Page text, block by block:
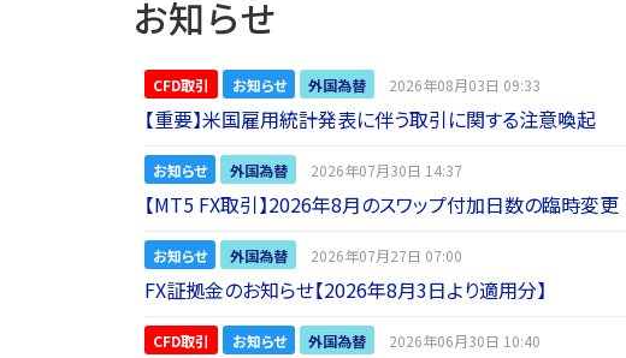
お知らせ
CFD取引 お知らせ 外国為替 2026年08月03日 09:33
【重要】米国雇用統計発表に伴う取引に関する注意喚起
お知らせ 外国為替 2026年07月30日 14:37
【MT5 FX取引】2026年8月のスワップ付加日数の臨時変更
お知らせ 外国為替 2026年07月27日 07:00
FX証拠金のお知らせ【2026年8月3日より適用分】
CFD取引 お知らせ 外国為替 2026年06月30日 10:40